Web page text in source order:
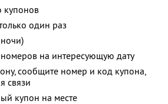
купонов
один раз
на интересующую дату
сообщите номер и код купона,
связи
купон на месте